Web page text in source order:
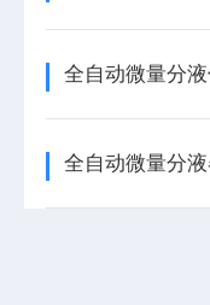
全自动微量分
全自动微量分